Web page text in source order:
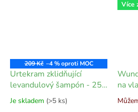
209 Kč –4 %
Urtekram zklidňující
levandulový šampón - 250
ml
Je skladem (>5 ks)
Více
na
48 g